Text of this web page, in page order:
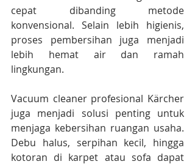
cepat dibanding metode
konvensional. Selain lebih higienis,
proses pembersihan juga menjadi
lebih hemat air dan ramah
lingkungan.
Vacuum cleaner profesional Kärcher
juga menjadi solusi penting untuk
menjaga kebersihan ruangan usaha.
Debu halus, serpihan kecil, hingga
kotoran di karpet atau sofa dapat